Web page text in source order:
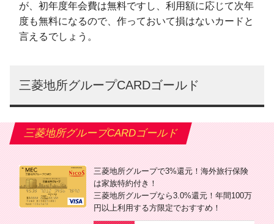
が、初年度年会費は無料ですし、利用額に応じて次年
度も無料になるので、作っておいて損はないカードと
言えるでしょう。
三菱地所グループCARDゴールド
三菱地所グループCARDゴールド
三菱地所グループで3%還元！海外旅行保険
は家族特約付き！
三菱地所グループなら3.0%還元！年間100万
円以上利用する方限定でおすすめ！